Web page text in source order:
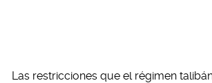
Las restricciones que el régimen